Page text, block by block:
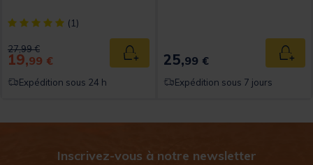
[object Object] out of 5 Customer Rating
(1)
Price reduced from
27,99 €to
19,99 € Ajouter au panier
Expédition sous 24 h
25,99 €
Expédition sous 7 jours
Inscrivez-vous à notre newsletter